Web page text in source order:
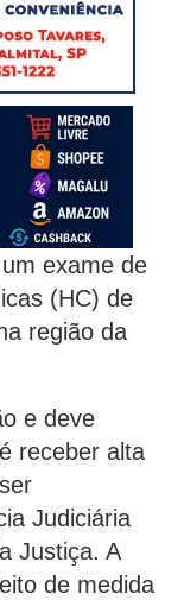
exame de
(HC) de
região da
e deve
receber alta
Judiciária
Justiça. A
de medida